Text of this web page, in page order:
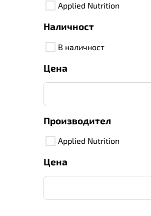
Applied Nutrition
Наличност
В наличност
Цена
Производител
Applied Nutrition
Цена